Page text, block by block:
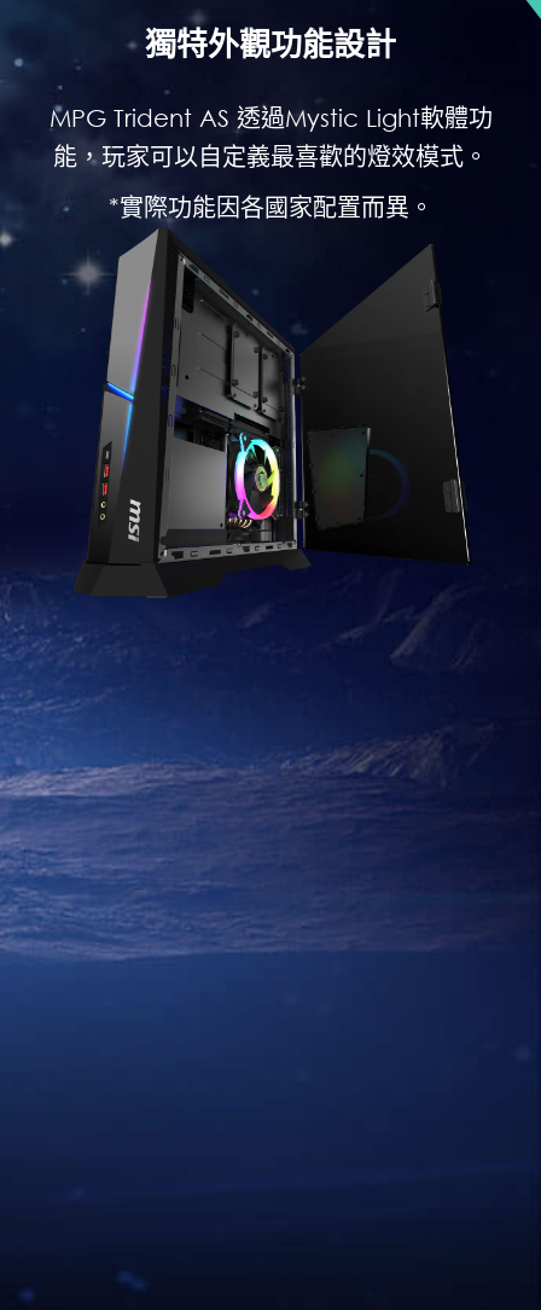
體功
適合玩家的風格選擇
經典？！前衛？！喜歡哪一款，玩家自己決
定！微星提供擁有經典黑色側蓋與全透明
4mm鋼化玻璃側板設計，玩家可依心情自